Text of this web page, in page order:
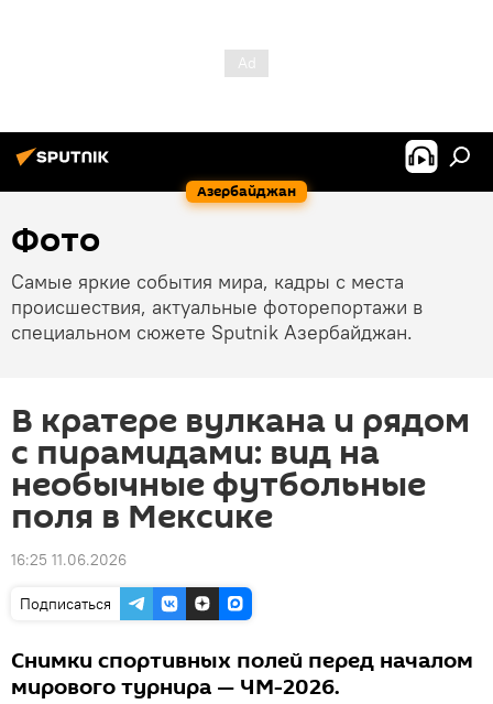
Азербайджан
Фото
Самые яркие события мира, кадры с места
происшествия, актуальные фоторепортажи в
специальном сюжете Sputnik Азербайджан.
В кратере вулкана и рядом
с пирамидами: вид на
необычные футбольные
поля в Мексике
16:25 11.06.2026
Подписаться
Снимки спортивных полей перед началом
мирового турнира — ЧМ-2026.